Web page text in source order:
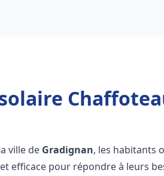
ville de Gradignan, les habitants
efficace pour répondre à leurs